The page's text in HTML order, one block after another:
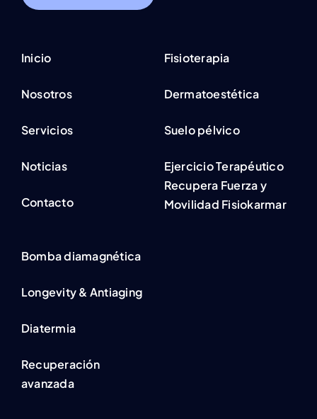
Inicio
Nosotros
Servicios
Noticias
Contacto
Fisioterapia
Dermatoestética
Suelo pélvico
Ejercicio Terapéutico
Recupera Fuerza y
Movilidad Fisiokarmar
Bomba diamagnética
Longevity & Antiaging
Diatermia
Recuperación
avanzada